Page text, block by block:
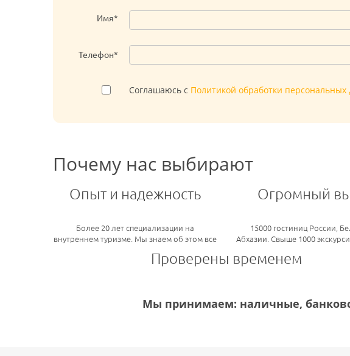
Имя*
Телефон*
Соглашаюсь с Политикой обработки
Почему нас выбирают
Опыт и надежность
Более 20 лет специализации на
внутреннем туризме. Мы знаем об этом все
Огромный
15000 гостиниц России,
Абхазии. Свыше 1000
Проверены временем
Мы принимаем: наличные,